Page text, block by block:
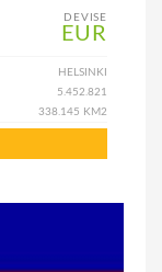
DEVISE
EUR
HELSINKI
5.452.821
338.145 KM2